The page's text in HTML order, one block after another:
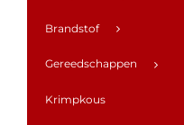
Brandstof
Gereedschappen
Krimpkous